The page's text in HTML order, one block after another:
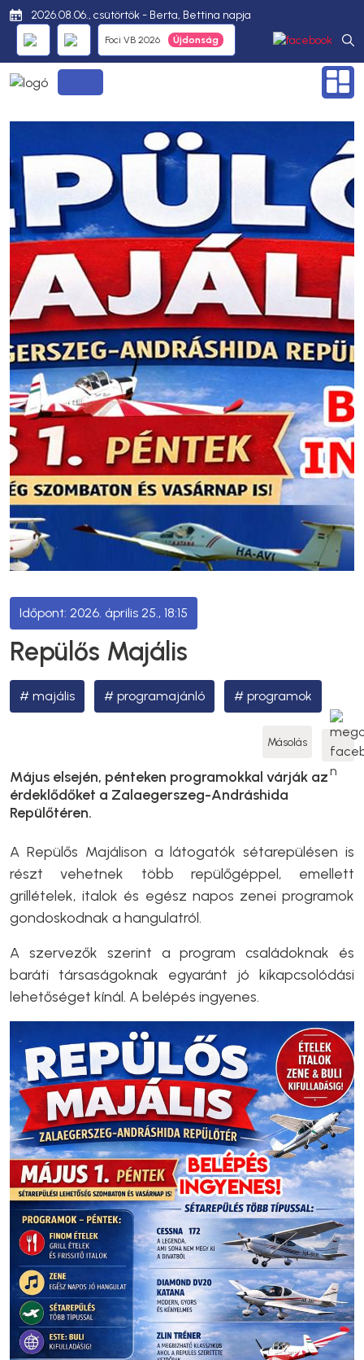
2026.08.06., csütörtök - Berta, Bettina napja
Foci VB 2026
2026. április 25., 18:15
Repülős Majális
majális programajánló programok
Másolás
Május elsején, pénteken programokkal várják az
érdeklődőket a Zalaegerszeg-Andráshida
Repülőtéren.
A Repülős Majálison a látogatók sétarepülésen is
részt vehetnek több repülőgéppel, emellett
grillételek, italok és egész napos zenei programok
gondoskodnak a hangulatról.
A szervezők szerint a program családoknak és
baráti társaságoknak egyaránt jó kikapcsolódási
lehetőséget kínál. A belépés ingyenes.